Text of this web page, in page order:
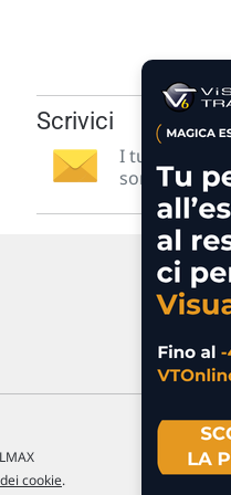
Scrivici
I tuoi
sono
cookie.